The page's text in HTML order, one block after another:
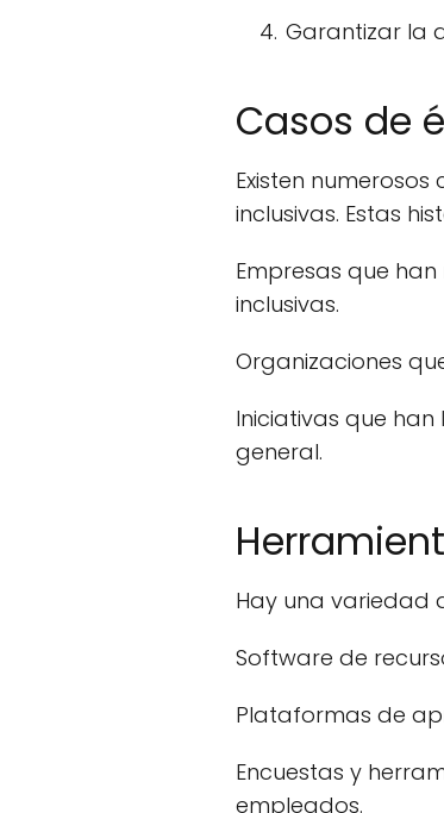
Garantizar la
Casos de
Existen
inclusivas. Estas
Empresas que
inclusivas.
Organizaciones
Iniciativas que
general.
Hay una variedad
Software de
Plataformas de
Encuestas y
empleados.